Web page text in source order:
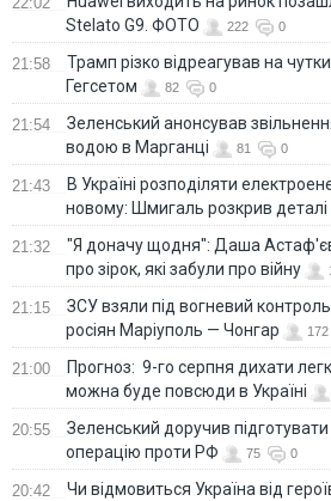
Stelato G9. ФОТО
222 0
21:58
Трамп різко відреагував на
Гегсетом
82 0
21:54
Зеленський анонсував
водою в Марганці
81 0
21:43
В Україні розподіляти
новому: Шмигаль розкрив деталі
21:32
"Я доначу щодня": Даша
про зірок, які забули про війну
21:15
ЗСУ взяли під вогневий
росіян Маріуполь — Чонгар
172
21:00
Прогноз: 9-го серпня дихати
можна буде повсюди в Україні
20:55
Зеленський доручив
операцію проти РФ
75 0
20:42
Чи відмовиться Україна від